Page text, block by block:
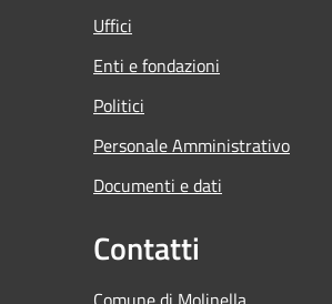
Uffici
Enti e fondazioni
Politici
Personale Amministrativo
Documenti e dati
Contatti